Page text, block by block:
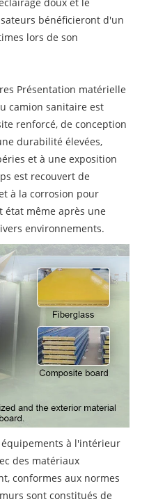
bénéficieront d'un
lors de son
Présentation matérielle
camion sanitaire est
renforcé, de conception
durabilité élevées,
et à une exposition
est recouvert de
à la corrosion pour
même après une
environnements.
à l'intérieur
des matériaux
conformes aux normes
sont constitués de